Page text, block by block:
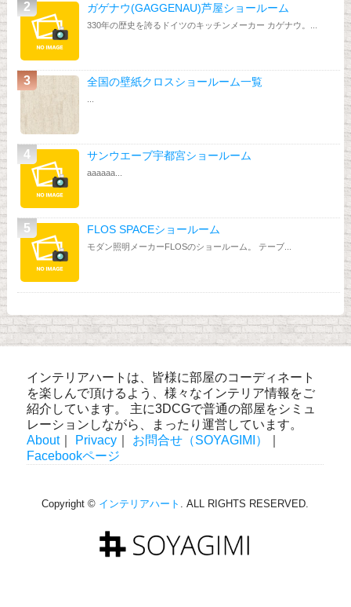
ガゲナウ(GAGGENAU)芦屋ショールーム
330年の歴史を誇るドイツのキッチンメーカー カゲナウ。...
全国の壁紙クロスショールーム一覧
サンウエーブ宇都宮ショールーム
aaaaaa...
FLOS SPACEショールーム
モダン照明メーカーFLOSのショールーム。 テーブ...
インテリアハートは、皆様に部屋のコーディネート
を楽しんで頂けるよう、様々なインテリア情報をご
紹介しています。 主に3DCGで普通の部屋をシミュ
レーションしながら、まったり運営しています。
About｜ Privacy お問合せ（SOYAGIMI）
Facebookページ
Copyright © インテリアハート . ALL RIGHTS RESERVED.